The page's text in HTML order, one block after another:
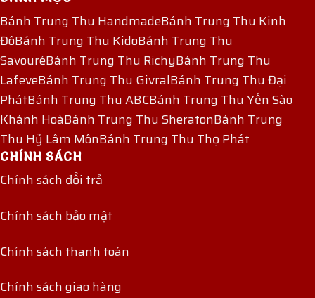
Bánh Trung Thu HandmadeBánh Trung Thu Kinh
ĐôBánh Trung Thu KidoBánh Trung Thu
SavouréBánh Trung Thu RichyBánh Trung Thu
LafeveBánh Trung Thu GivralBánh Trung Thu Đại
PhátBánh Trung Thu ABCBánh Trung Thu Yến Sào
Khánh HoàBánh Trung Thu SheratonBánh Trung
Thu Hỷ Lâm MônBánh Trung Thu Thọ Phát
CHÍNH SÁCH
Chính sách đổi trả
Chính sách bảo mật
Chính sách thanh toán
Chính sách giao hàng